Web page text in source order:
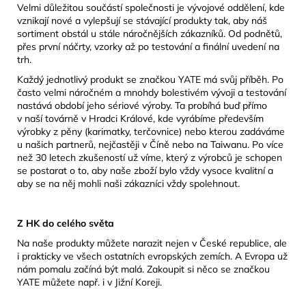
Velmi důležitou součástí společnosti je vývojové oddělení, kde
vznikají nové a vylepšují se stávající produkty tak, aby náš
sortiment obstál u stále náročnějších zákazníků. Od podnětů,
přes první náčrty, vzorky až po testování a finální uvedení na
trh.
Každý jednotlivý produkt se značkou YATE má svůj příběh. Po
často velmi náročném a mnohdy bolestivém vývoji a testování
nastává období jeho sériové výroby. Ta probíhá buď přímo
v naší továrně v Hradci Králové, kde vyrábíme především
výrobky z pěny (karimatky, terčovnice) nebo kterou zadáváme
u našich partnerů, nejčastěji v Číně nebo na Taiwanu. Po více
než 30 letech zkušeností už víme, který z výrobců je schopen
se postarat o to, aby naše zboží bylo vždy vysoce kvalitní a
aby se na něj mohli naši zákazníci vždy spolehnout.
Z HK do celého světa
Na naše produkty můžete narazit nejen v České republice, ale
i prakticky ve všech ostatních evropských zemích. A Evropa už
nám pomalu začíná být malá. Zakoupit si něco se značkou
YATE můžete např. i v Jižní Koreji.